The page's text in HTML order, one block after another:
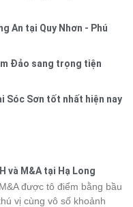
An tại Quy Nhơn - Phú
Đảo sang trọng tiện
Sóc Sơn tốt nhất hiện nay
và M&A tại Hạ Long
được tô điểm bằng bầu
vị cùng vô số khoảnh